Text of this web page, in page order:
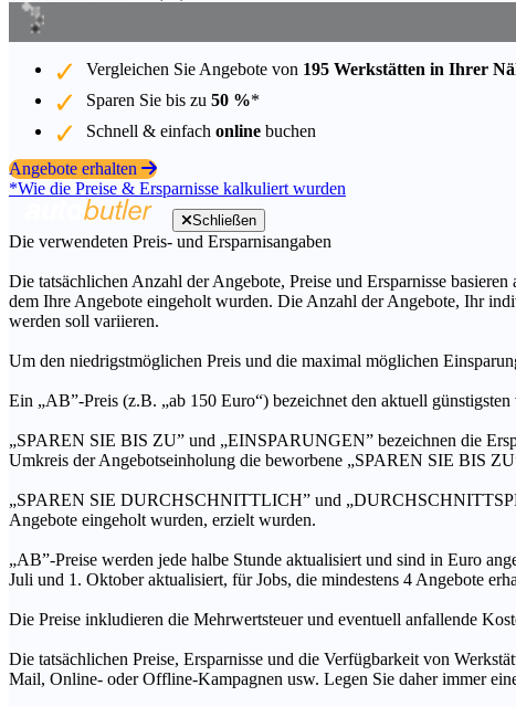
Vergleichen Sie Angebote von 195 Werkstätten in Ihrer
Sparen Sie bis zu 50 %*
Schnell & einfach online buchen
Angebote erhalten
*Wie die Preise & Ersparnisse kalkuliert wurden
Schließen
Die verwendeten Preis- und Ersparnisangaben
Die tatsächlichen Anzahl der Angebote, Preise und Ersparnisse
dem Ihre Angebote eingeholt wurden. Die Anzahl der Angebote, Ihr
werden soll variieren.
Um den niedrigstmöglichen Preis und die maximal möglichen
Ein „AB”-Preis (z.B. „ab 150 Euro“) bezeichnet den aktuell
„SPAREN SIE BIS ZU” und „EINSPARUNGEN” bezeichnen die
Umkreis der Angebotseinholung die beworbene „SPAREN SIE BIS
„SPAREN SIE DURCHSCHNITTLICH” und
Angebote eingeholt wurden, erzielt wurden.
„AB”-Preise werden jede halbe Stunde aktualisiert und sind in Euro
Juli und 1. Oktober aktualisiert, für Jobs, die mindestens 4 Angebote
Die Preise inkludieren die Mehrwertsteuer und eventuell anfallende
Die tatsächlichen Preise, Ersparnisse und die Verfügbarkeit von
Mail, Online- oder Offline-Kampagnen usw. Legen Sie daher immer